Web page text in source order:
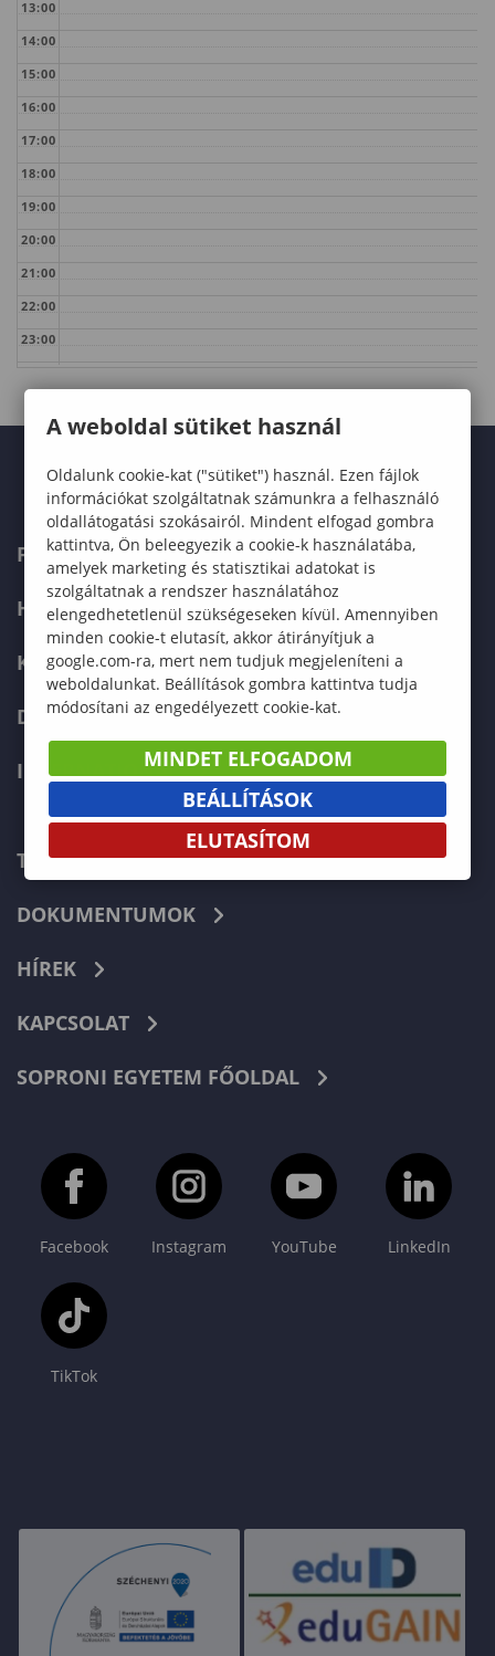
13:00
14:00
15:00
16:00
17:00
18:00
19:00
20:00
21:00
22:00
23:00
FELVÉTELIZŐKNEK
HALLGATÓKNAK
KÉPZÉSEK
DOKTORI ISKOLA
INTERNATIONAL
TELEFONKÖNYV
DOKUMENTUMOK
HÍREK
KAPCSOLAT
SOPRONI EGYETEM FŐOLDAL
Facebook Instagram YouTube LinkedIn
TikTok
A weboldal sütiket használ
Oldalunk cookie-kat ("sütiket") használ. Ezen fájlok
információkat szolgáltatnak számunkra a felhasználó
oldallátogatási szokásairól. Mindent elfogad gombra
kattintva, Ön beleegyezik a cookie-k használatába,
amelyek marketing és statisztikai adatokat is
szolgáltatnak a rendszer használatához
elengedhetetlenül szükségeseken kívül. Amennyiben
minden cookie-t elutasít, akkor átirányítjuk a
google.com-ra, mert nem tudjuk megjeleníteni a
weboldalunkat. Beállítások gombra kattintva tudja
módosítani az engedélyezett cookie-kat.
MINDET ELFOGADOM
BEÁLLÍTÁSOK
ELUTASÍTOM